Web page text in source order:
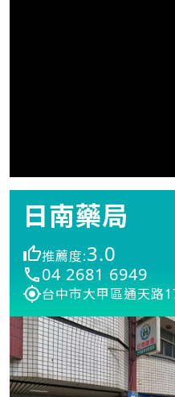
日南藥局
推薦度:3.0
04 2681 6949
台中市大甲區通天路